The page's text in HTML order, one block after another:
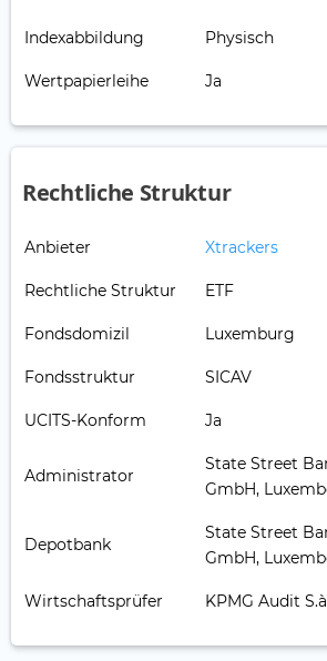
Indexabbildung Physisch
Wertpapierleihe Ja
Rechtliche Struktur
Anbieter Xtrackers
Rechtliche Struktur ETF
Fondsdomizil Luxemburg
Fondsstruktur SICAV
UCITS-Konform Ja
Administrator
State Street
GmbH,
Depotbank
State Street
GmbH,
Wirtschaftsprüfer KPMG Audit